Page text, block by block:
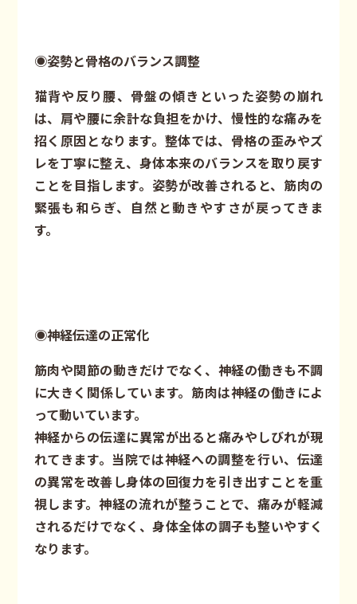
◉姿勢と骨格のバランス調整
猫背や反り腰、骨盤の傾きといった姿勢の崩れ
は、肩や腰に余計な負担をかけ、慢性的な痛みを
招く原因となります。整体では、骨格の歪みやズ
レを丁寧に整え、身体本来のバランスを取り戻す
ことを目指します。姿勢が改善されると、筋肉の
緊張も和らぎ、自然と動きやすさが戻ってきま
す。
◉神経伝達の正常化
筋肉や関節の動きだけでなく、神経の働きも不調
に大きく関係しています。筋肉は神経の働きによ
って動いています。
神経からの伝達に異常が出ると痛みやしびれが現
れてきます。当院では神経への調整を行い、伝達
の異常を改善し身体の回復力を引き出すことを重
視します。神経の流れが整うことで、痛みが軽減
されるだけでなく、身体全体の調子も整いやすく
なります。